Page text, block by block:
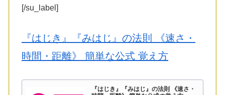
[/su_label]
『はじき』『みはじ』の法則 《速さ・
時間・距離》 簡単な公式 覚え方
『はじき』『みはじ』の法則 《速さ・